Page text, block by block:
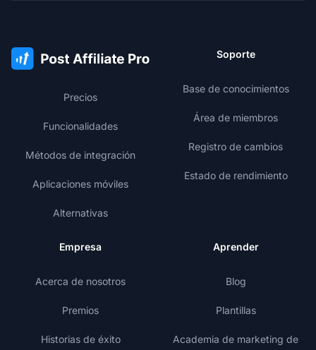
Precios
Funcionalidades
Métodos de integración
Aplicaciones móviles
Alternativas
Soporte
Base de conocimientos
Área de miembros
Registro de cambios
Estado de rendimiento
Empresa
Acerca de nosotros
Premios
Historias de éxito
Aprender
Blog
Plantillas
Academia de marketing de